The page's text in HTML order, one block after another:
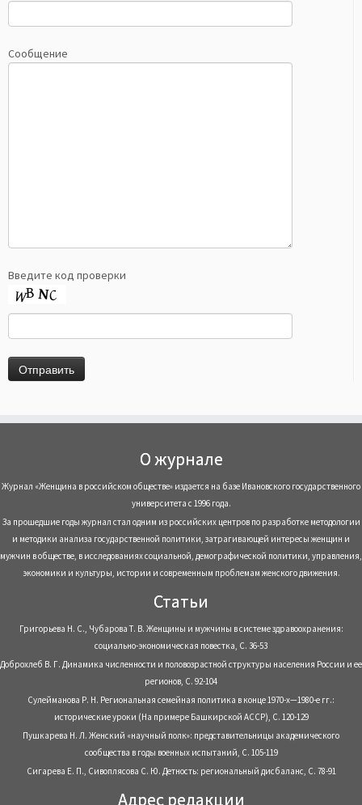
Сообщение
Введите код проверки
О журнале
Журнал «Женщина в российском обществе» издается на базе Ивановского государственного
университета с 1996 года.
За прошедшие годы журнал стал одним из российских центров по разработке методологии
и методики анализа государственной политики, затрагивающей интересы женщин и
мужчин в обществе, в исследованиях социальной, демографической политики, управления,
экономики и культуры, истории и современным проблемам женского движения.
Статьи
Григорьева Н. С., Чубарова Т. В. Женщины и мужчины в системе здравоохранения:
социально-экономическая повестка, С. 36-53
Доброхлеб В. Г. Динамика численности и половозрастной структуры населения России и ее
регионов, С. 92-104
Сулейманова Р. Н. Региональная семейная политика в конце 1970-х—1980-е гг.:
исторические уроки (На примере Башкирской АССР), С. 120-129
Пушкарева Н. Л. Женский «научный полк»: представительницы академического
сообщества в годы военных испытаний, С. 105-119
Сигарева Е. П., Сивоплясова С. Ю. Детность: региональный дисбаланс, С. 78-91
Адрес редакции